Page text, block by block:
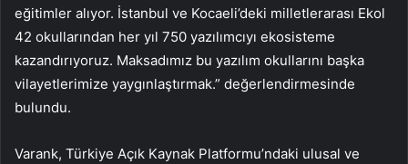
eğitimler alıyor. İstanbul ve Kocaeli’deki milletlerarası Ekol
42 okullarından her yıl 750 yazılımcıyı ekosisteme
kazandırıyoruz. Maksadımız bu yazılım okullarını başka
vilayetlerimize yaygınlaştırmak.” değerlendirmesinde
bulundu.
Varank, Türkiye Açık Kaynak Platformu’ndaki ulusal ve